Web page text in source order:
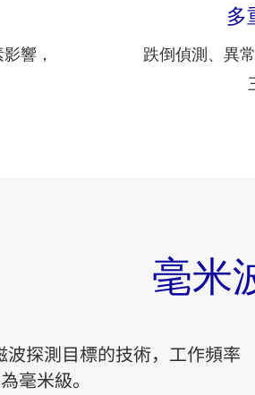
響，
多
跌倒偵測、異
毫米
探測目標的技術，工作頻率
毫米級。